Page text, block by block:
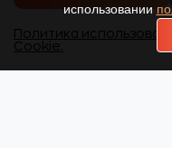
Политика
Cookie.
использовании